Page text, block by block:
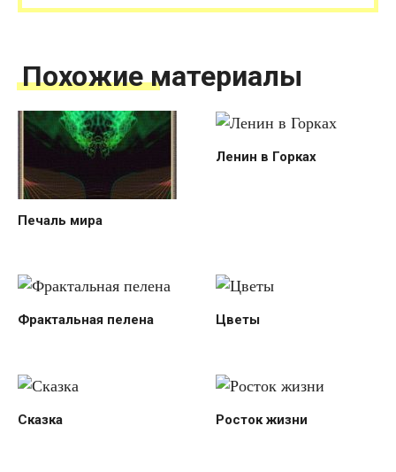
Похожие материалы
Печаль мира
Ленин в Горках
Фрактальная пелена Цветы
Сказка Росток жизни